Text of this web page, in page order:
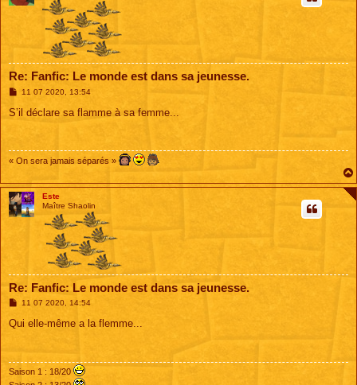
Re: Fanfic: Le monde est dans sa jeunesse.
M
s
11 07 2020, 13:54
S’il déclare sa flamme à sa femme...
« On sera jamais séparés »
Este
Maître Shaolin
Re: Fanfic: Le monde est dans sa jeunesse.
M
s
11 07 2020, 14:54
Qui elle-même a la flemme...
Saison 1 : 18/20